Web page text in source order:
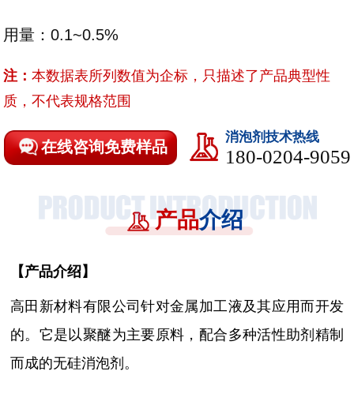
用量：0.1~0.5%
注：本数据表所列数值为企标，只描述了产品典型性
质，不代表规格范围
在线咨询免费样品
消泡剂技术热线
180-0204-9059
产品介绍
【产品介绍】
高田新材料有限公司针对金属加工液及其应用而开发
的。它是以聚醚为主要原料，配合多种活性助剂精制
而成的无硅消泡剂 。